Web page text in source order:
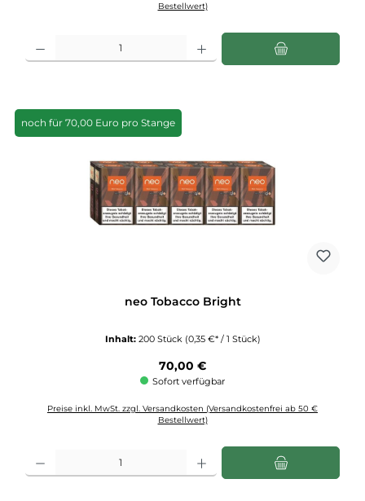
Bestellwert)
noch für 70,00 Euro pro Stange
neo Tobacco Bright
Inhalt: 200 Stück (0,35 €* / 1 Stück)
Regulärer Preis:
70,00 €
Sofort verfügbar
Preise inkl. MwSt. zzgl. Versandkosten (Versandkostenfrei ab 50 €
Bestellwert)
Produkt Anzahl: Gib den gewünschten Wert ein oder benutze die Schaltflächen